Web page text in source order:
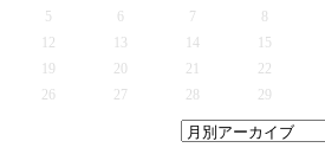
5
6 7
12
13 14 15
19
20 21 22
26
27 28 29